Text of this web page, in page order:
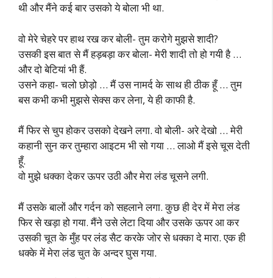
थी और मैंने कई बार उसको ये बोला भी था.
वो मेरे चेहरे पर हाथ रख कर बोली- तुम करोगे मुझसे शादी?
उसकी इस बात से मैं हड़बड़ा कर बोला- मेरी शादी तो हो गयी है …
और दो बेटियां भी हैं.
उसने कहा- चलो छोड़ो … मैं उस नामर्द के साथ ही ठीक हूँ … तुम
बस कभी कभी मुझसे सेक्स कर लेना, ये ही काफी है.
मैं फिर से चुप होकर उसको देखने लगा. वो बोली- अरे देखो … मेरी
कहानी सुन कर तुम्हारा आइटम भी सो गया … लाओ मैं इसे चूस देती
हूँ.
वो मुझे धक्का देकर ऊपर उठी और मेरा लंड चूसने लगी.
मैं उसके बालों और गर्दन को सहलाने लगा. कुछ ही देर में मेरा लंड
फिर से खड़ा हो गया. मैंने उसे लेटा दिया और उसके ऊपर आ कर
उसकी चूत के मुँह पर लंड सैट करके जोर से धक्का दे मारा. एक ही
धक्के में मेरा लंड चुत के अन्दर घुस गया.